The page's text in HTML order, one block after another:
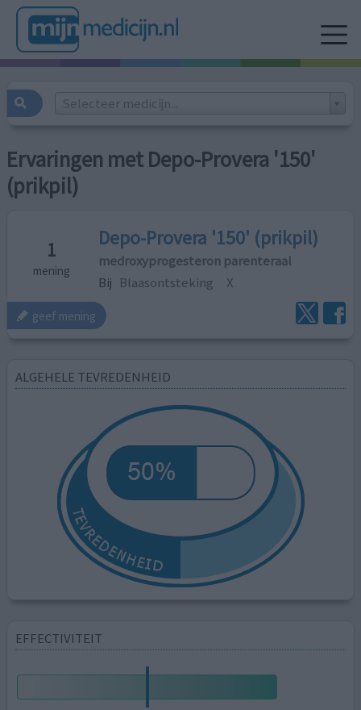
Selecteer medicijn...
Ervaringen met Depo-Provera '150'
(prikpil)
1
mening
Depo-Provera '150' (prikpil)
medroxyprogesteron parenteraal
Bij Blaasontsteking X
geef mening
ALGEHELE TEVREDENHEID
EFFECTIVITEIT